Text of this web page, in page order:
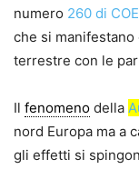
numero 260 di
che si manifestano
terrestre con le
Il fenomeno della
nord Europa ma a
gli effetti si